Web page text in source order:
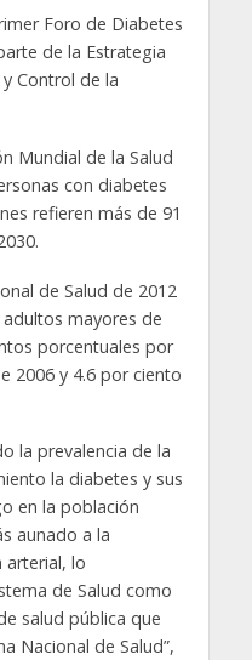
Foro de Diabetes
de la Estrategia
Control de la
Mundial de la Salud
con diabetes
refieren más de 91
de Salud de 2012
mayores de
porcentuales por
2006 y 4.6 por ciento
la prevalencia de la
la diabetes y sus
en la población
aunado a la
arterial, lo
de Salud como
salud pública que
Nacional de Salud”,